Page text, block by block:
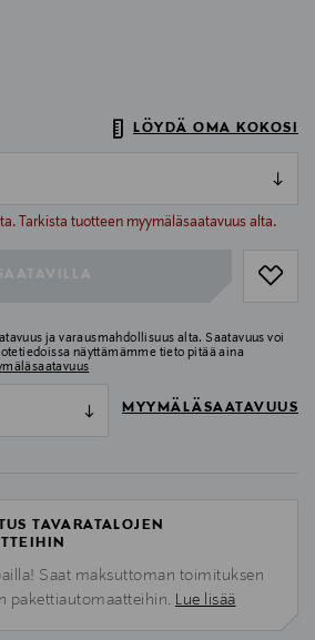
LÖYDÄ OMA KOKOSI
Tarkista tuotteen myymäläsaatavuus alta.
ja varausmahdollisuus alta. Saatavuus voi
näyttämämme tieto pitää aina
MYYMÄLÄSAATAVUUS
TAVARATALOJEN
Saat maksuttoman toimituksen
pakettiautomaatteihin. Lue lisää